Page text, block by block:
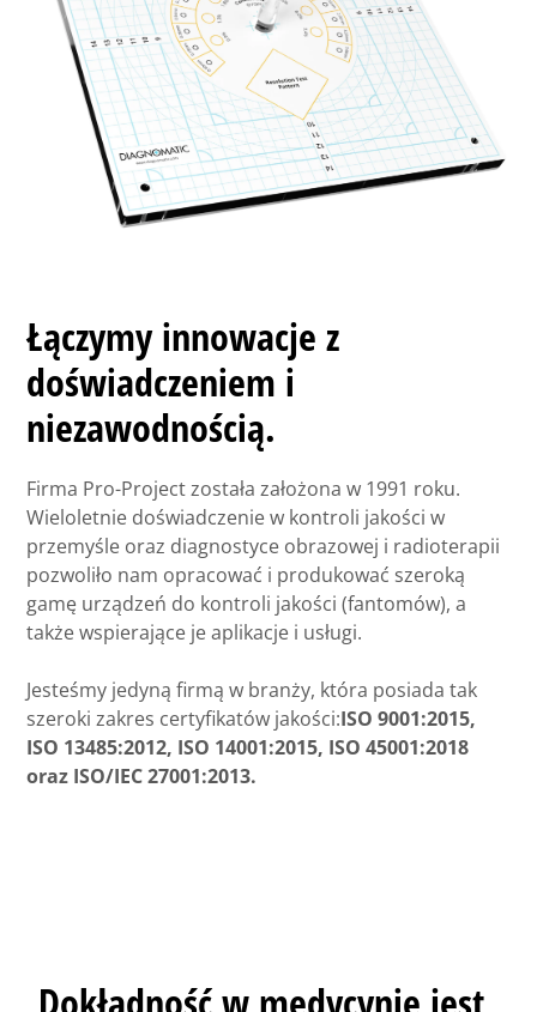
Łączymy innowacje z
doświadczeniem i
niezawodnością.
Firma Pro-Project została założona w 1991 roku.
Wieloletnie doświadczenie w kontroli jakości w
przemyśle oraz diagnostyce obrazowej i radioterapii
pozwoliło nam opracować i produkować szeroką
gamę urządzeń do kontroli jakości (fantomów), a
także wspierające je aplikacje i usługi.
Jesteśmy jedyną firmą w branży, która posiada tak
szeroki zakres certyfikatów jakości:ISO 9001:2015,
ISO 13485:2012, ISO 14001:2015, ISO 45001:2018
oraz ISO/IEC 27001:2013.